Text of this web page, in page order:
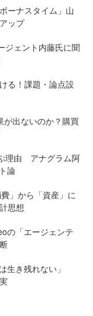
ーナスタイム」山
ップ
ジェント内藤氏に聞
る！課題・論点設
が出ないのか？購買
理由 アナグラム阿
論
」から「資産」に
思想
の「エージェンテ
生き残れない」